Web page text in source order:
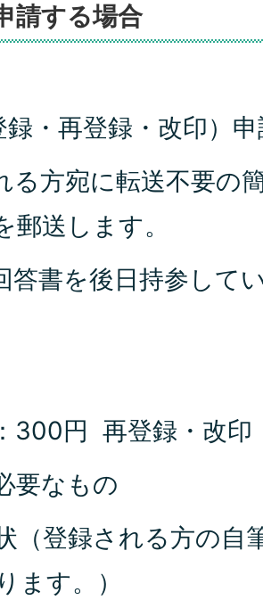
請する場合
録・再登録・改印）
る方宛に転送不要の
郵送します。
答書を後日持参して
300円 再登録・改印
要なもの
（登録される方の自
ます。）